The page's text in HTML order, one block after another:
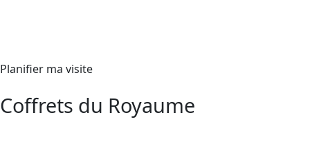
Planifier ma visite
Coffrets du Royaume